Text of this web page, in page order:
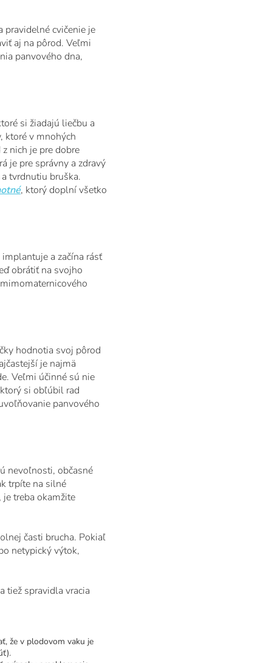
pravidelné cvičenie je
aj na pôrod. Veľmi
panvového dna,
si žiadajú liečbu a
ktoré v mnohých
nich je pre dobre
je pre správny a zdravý
tvrdnutiu bruška.
, ktorý doplní všetko
a začína rásť
obrátiť na svojho
hodnotia svoj pôrod
je najmä
Veľmi účinné sú nie
si obľúbil rad
panvového
nevoľnosti, občasné
trpíte na silné
treba okamžite
časti brucha. Pokiaľ
netypický výtok,
tiež spravidla vracia
že v plodovom vaku je